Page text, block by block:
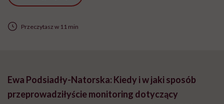
Przeczytasz w 11 min
Ewa Podsiadły-Natorska: Kiedy i w jaki sposób
przeprowadziłyście monitoring dotyczący